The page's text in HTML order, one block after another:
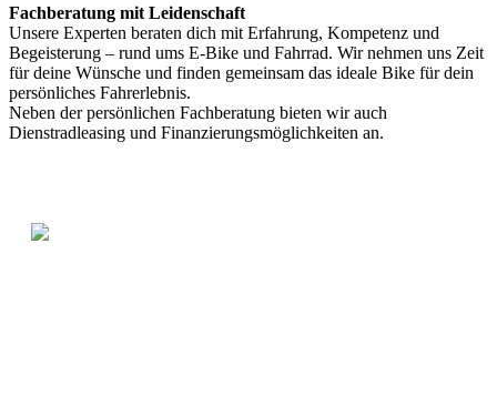
Fachberatung mit Leidenschaft
Unsere Experten beraten dich mit Erfahrung, Kompetenz und
Begeisterung – rund ums E-Bike und Fahrrad. Wir nehmen uns Zeit
für deine Wünsche und finden gemeinsam das ideale Bike für dein
persönliches Fahrerlebnis.
Neben der persönlichen Fachberatung bieten wir auch
Dienstradleasing und Finanzierungsmöglichkeiten an.